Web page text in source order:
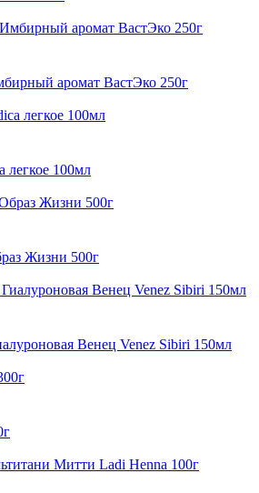
аромат ВастЭко 250г
легкое 100мл
Жизни 500г
Венец Venez Sibiri 150мл